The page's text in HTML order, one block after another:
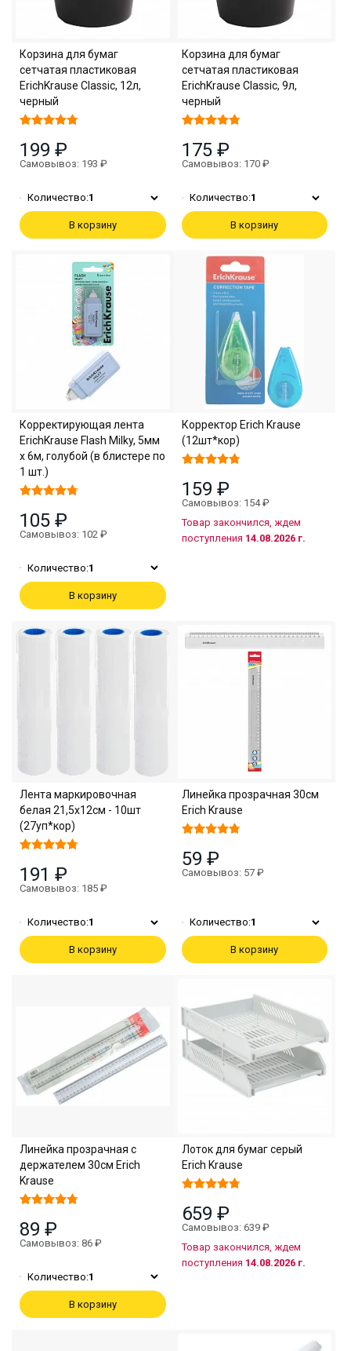
Корзина для бумаг
сетчатая пластиковая
ErichKrause Classic, 12л,
черный
199 ₽
Самовывоз: 193 ₽
Количество:1
В корзину
Корзина для бумаг
сетчатая пластиковая
ErichKrause Classic, 9л,
черный
175 ₽
Самовывоз: 170 ₽
Количество:1
В корзину
Корректирующая лента
ErichKrause Flash Milky, 5мм
х 6м, голубой (в блистере по
1 шт.)
105 ₽
Самовывоз: 102 ₽
Количество:1
В корзину
Корректор Erich Krause
(12шт*кор)
159 ₽
Самовывоз: 154 ₽
Товар закончился, ждем
поступления 14.08.2026 г.
Лента маркировочная
белая 21,5х12см - 10шт
(27уп*кор)
191 ₽
Самовывоз: 185 ₽
Количество:1
В корзину
Линейка прозрачная 30см
Erich Krause
59 ₽
Самовывоз: 57 ₽
Количество:1
В корзину
Линейка прозрачная с
держателем 30см Erich
Krause
89 ₽
Самовывоз: 86 ₽
Количество:1
В корзину
Лоток для бумаг серый
Erich Krause
659 ₽
Самовывоз: 639 ₽
Товар закончился, ждем
поступления 14.08.2026 г.